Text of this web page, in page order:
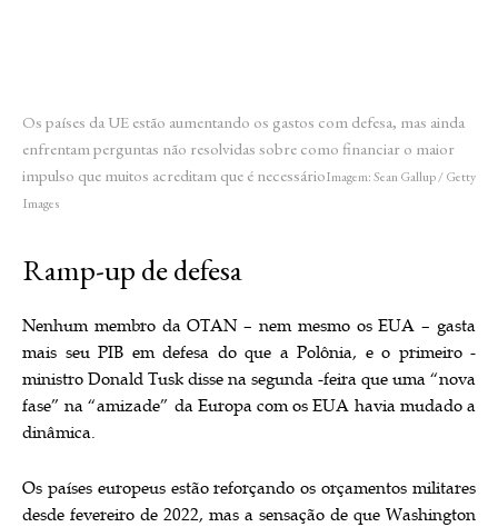
Os países da UE estão aumentando os gastos com defesa, mas ainda
enfrentam perguntas não resolvidas sobre como financiar o maior
impulso que muitos acreditam que é necessárioImagem: Sean Gallup / Getty
Images
Ramp-up de defesa
Nenhum membro da OTAN – nem mesmo os EUA – gasta
mais seu PIB em defesa do que a Polônia, e o primeiro -
ministro Donald Tusk disse na segunda -feira que uma “nova
fase” na “amizade” da Europa com os EUA havia mudado a
dinâmica.
Os países europeus estão reforçando os orçamentos militares
desde fevereiro de 2022, mas a sensação de que Washington